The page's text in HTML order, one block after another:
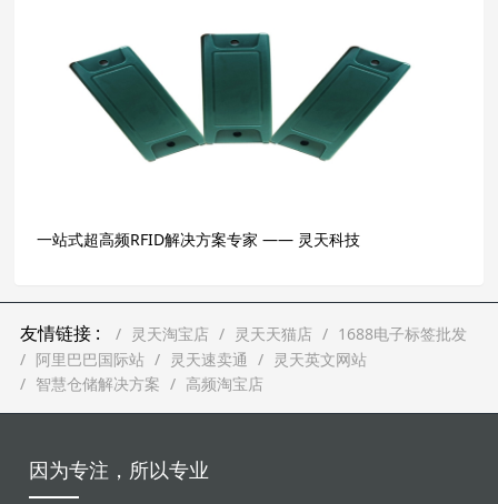
一站式超高频RFID解决方案专家 —— 灵天科技
友情链接 : 灵天淘宝店 灵天天猫店
1688电子标签批发
阿里巴巴国际站
灵天速卖通
灵天英文网站
智慧仓储解决方案
高频淘宝店
因为专注，所以专业